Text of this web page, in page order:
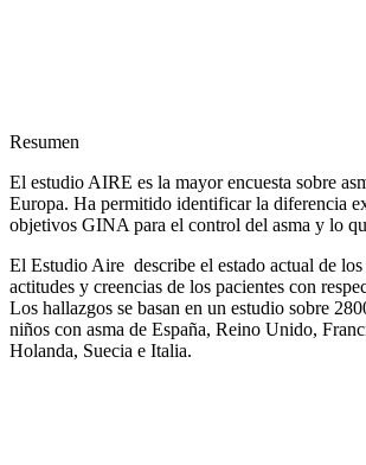
Resumen
El estudio AIRE es la mayor encuesta sobre
Europa. Ha permitido identificar la diferencia
objetivos GINA para el control del asma y lo
El Estudio Aire describe el estado actual de
actitudes y creencias de los pacientes con
Los hallazgos se basan en un estudio sobre
niños con asma de España, Reino Unido,
Holanda, Suecia e Italia.